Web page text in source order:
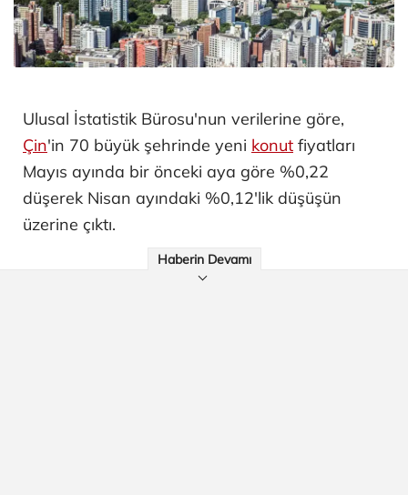
Ulusal İstatistik Bürosu'nun verilerine göre,
Çin'in 70 büyük şehrinde yeni konut fiyatları
Mayıs ayında bir önceki aya göre %0,22
düşerek Nisan ayındaki %0,12'lik düşüşün
üzerine çıktı.
Haberin Devamı